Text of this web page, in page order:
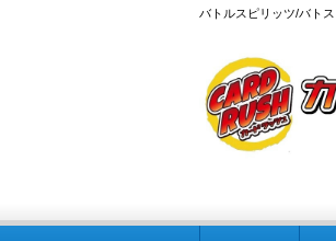
バトルスピリッツ/バト